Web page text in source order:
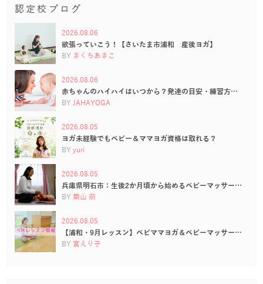
認定校ブログ
2026.08.06
欲張っていこう！【さいたま市浦和 産後ヨガ】
BY きくちあきこ
2026.08.06
赤ちゃんのハイハイはいつから？発達の目安・練習方…
BY JAHAYOGA
2026.08.05
ヨガ未経験でもベビー＆ママヨガ資格は取れる？
BY yuri
2026.08.05
兵庫県明石市：生後2か月頃から始めるベビーマッサー…
BY 築山 萌
2026.08.05
【浦和・9月レッスン】ベビママヨガ＆ベビーマッサー…
BY 宮えり子